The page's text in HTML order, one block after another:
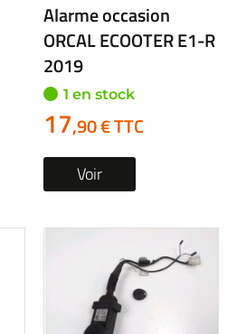
Alarme occasion
ORCAL ECOOTER E1-R
2019
1 en stock
17,90 € TTC
Voir